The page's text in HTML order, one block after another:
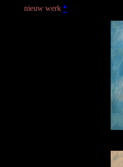
nieuw werk •